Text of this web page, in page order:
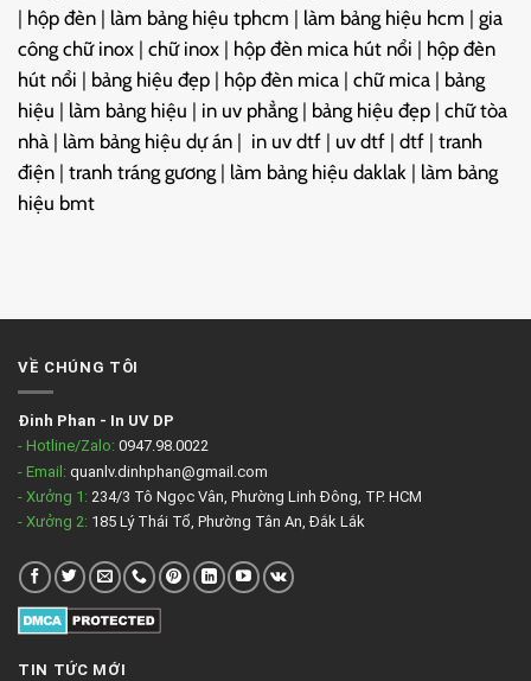
| hộp đèn | làm bảng hiệu tphcm | làm bảng hiệu hcm | gia
công chữ inox | chữ inox | hộp đèn mica hút nổi | hộp đèn
hút nổi | bảng hiệu đẹp | hộp đèn mica | chữ mica | bảng
hiệu | làm bảng hiệu | in uv phẳng | bảng hiệu đẹp | chữ tòa
nhà | làm bảng hiệu dự án | in uv dtf | uv dtf | dtf | tranh
điện | tranh tráng gương | làm bảng hiệu daklak | làm bảng
hiệu bmt
VỀ CHÚNG TÔI
Đinh Phan - In UV DP
- Hotline/Zalo: 0947.98.0022
- Email: quanlv.dinhphan@gmail.com
- Xưởng 1: 234/3 Tô Ngọc Vân, Phường Linh Đông, TP. HCM
- Xưởng 2: 185 Lý Thái Tổ, Phường Tân An, Đắk Lắk
TIN TỨC MỚI